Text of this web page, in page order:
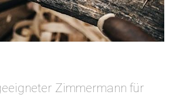
Zimmermann für